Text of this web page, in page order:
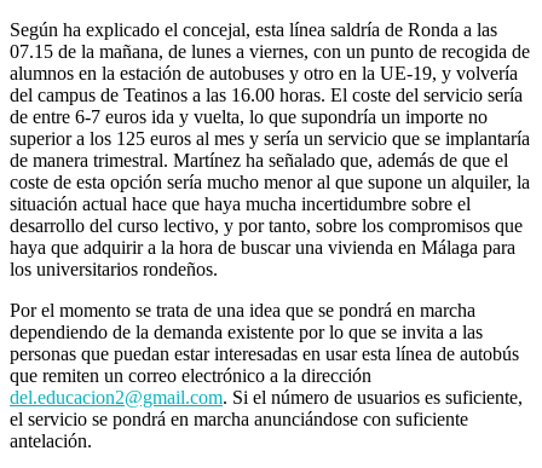
Según ha explicado el concejal, esta línea saldría de Ronda a las
07.15 de la mañana, de lunes a viernes, con un punto de recogida de
alumnos en la estación de autobuses y otro en la UE-19, y volvería
del campus de Teatinos a las 16.00 horas. El coste del servicio sería
de entre 6-7 euros ida y vuelta, lo que supondría un importe no
superior a los 125 euros al mes y sería un servicio que se implantaría
de manera trimestral. Martínez ha señalado que, además de que el
coste de esta opción sería mucho menor al que supone un alquiler, la
situación actual hace que haya mucha incertidumbre sobre el
desarrollo del curso lectivo, y por tanto, sobre los compromisos que
haya que adquirir a la hora de buscar una vivienda en Málaga para
los universitarios rondeños.
Por el momento se trata de una idea que se pondrá en marcha
dependiendo de la demanda existente por lo que se invita a las
personas que puedan estar interesadas en usar esta línea de autobús
que remiten un correo electrónico a la dirección
del.educacion2@gmail.com. Si el número de usuarios es suficiente,
el servicio se pondrá en marcha anunciándose con suficiente
antelación.